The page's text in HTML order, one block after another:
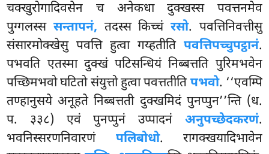
चक्खुरोगादिवसेन च अनेकधा दुक्खस्स पवत्तनमेव
पुग्गलस्स सन्तापनं, तदस्स किच्चंरसो. पवत्तिनिवत्तीसु
संसारमोक्खेसु पवत्ति हुत्वा गय्हतीति पवत्तिपच्चुपट्ठानं.
पभवति एतस्मा दुक्खं पटिसन्धियं निब्बत्तति पुरिमभवेन
पच्छिमभवो घटितो संयुत्तो हुत्वा पवत्ततीतिपभवो. ‘‘एवम्पि
तण्हानुसये अनूहते निब्बत्तती दुक्खमिदं पुनप्पुन’’न्ति (ध.
प. ३३८) एवं पुनप्पुनं उप्पादनं अनुपच्छेदकरणं.
भवनिस्सरणनिवारणं पलिबोधो. रागक्खयादिभावेन